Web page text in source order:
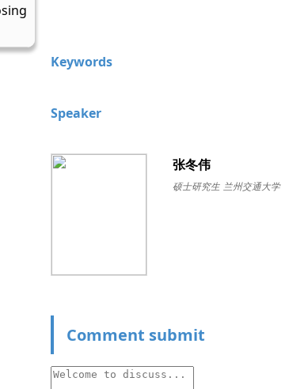
Keywords
Speaker
张冬伟
硕士研究生 兰州交通大学
Comment submit